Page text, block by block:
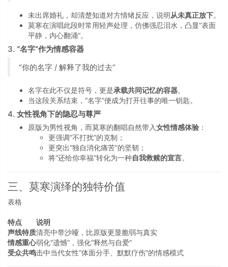
未出席婚礼，却清楚知道对方情绪反应，说明从未真正放下。
莫寒在演唱此段时常用轻声处理，仿佛强忍泪水，凸显“表面
平静，内心翻涌”。
3. “名字”作为情感容器
“你的名字 / 解释了我的过去”
名字在此不仅是符号，更是承载共同记忆的容器。
当这段关系结束，“名字”便成为打开往事的唯一钥匙。
4. 女性视角下的隐忍与尊严
原版为男性视角，而莫寒的翻唱自然带入女性情感体验 ：
更强调“不打扰”的克制；
更突出“独自消化痛苦”的坚韧；
将“还给你幸福”转化为一种自我救赎的宣言。
三、莫寒演绎的独特价值
表格
特点
说明
声线特质清亮中带沙哑，比原版更显脆弱与真实
情感重心弱化“遗憾”，强化“释然与自爱”
受众共鸣击中当代女性“体面分手、默默疗伤”的情感模式